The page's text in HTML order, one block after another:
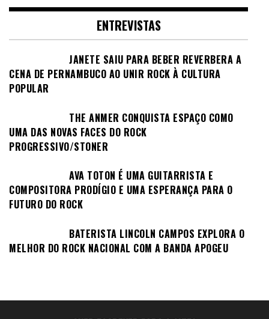
ENTREVISTAS
JANETE SAIU PARA BEBER REVERBERA A
CENA DE PERNAMBUCO AO UNIR ROCK À CULTURA
POPULAR
THE ANMER CONQUISTA ESPAÇO COMO
UMA DAS NOVAS FACES DO ROCK
PROGRESSIVO/STONER
AVA TOTON É UMA GUITARRISTA E
COMPOSITORA PRODÍGIO E UMA ESPERANÇA PARA O
FUTURO DO ROCK
BATERISTA LINCOLN CAMPOS EXPLORA O
MELHOR DO ROCK NACIONAL COM A BANDA APOGEU